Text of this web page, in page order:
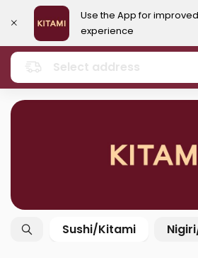
Use the App for improved
experience
Select address
Sushi/Kitami